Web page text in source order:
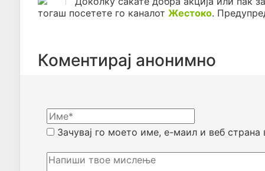
тогаш посетете го каналот Жестоко.
Коментирај анонимно
Зачувај го моето име, е-маил и веб